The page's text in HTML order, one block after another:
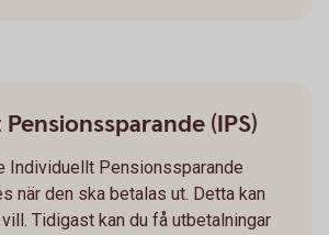
(IPS)
Individuellt Pensionssparande
när den ska betalas ut. Detta kan
Tidigast kan du få utbetalningar